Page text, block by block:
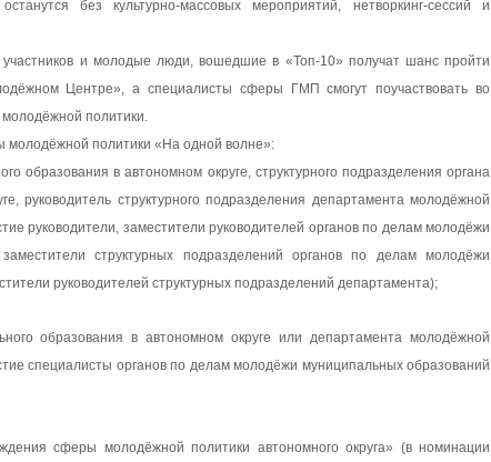
без культурно-массовых мероприятий, нетворкинг-сессий и
участников и молодые люди, вошедшие в «Топ-10» получат шанс пройти
Центре», а специалисты сферы ГМП смогут поучаствовать во
молодёжной политики.
молодёжной политики «На одной волне»:
образования в автономном округе, структурного подразделения органа
руководитель структурного подразделения департамента молодёжной
руководители, заместители руководителей органов по делам молодёжи
структурных подразделений органов по делам молодёжи
руководителей структурных подразделений департамента);
образования в автономном округе или департамента молодёжной
специалисты органов по делам молодёжи муниципальных образований
сферы молодёжной политики автономного округа» (в номинации